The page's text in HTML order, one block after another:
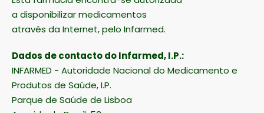
a disponibilizar medicamentos
através da Internet, pelo Infarmed.
Dados de contacto do Infarmed, I.P.:
Produtos de Saúde, I.P.
Parque de Saúde de Lisboa